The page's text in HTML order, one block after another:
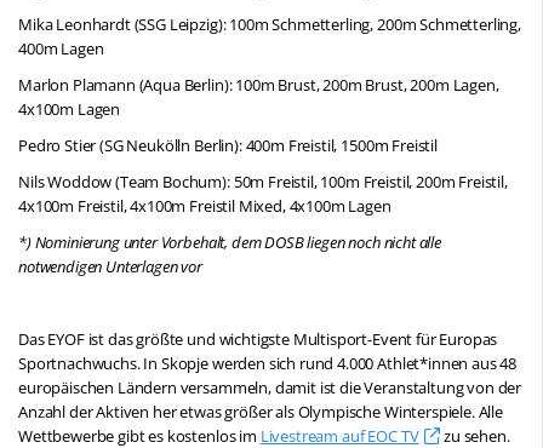
Mika Leonhardt (SSG Leipzig): 100m Schmetterling, 200m Schmetterling,
400m Lagen
Marlon Plamann (Aqua Berlin): 100m Brust, 200m Brust, 200m Lagen,
4x100m Lagen
Pedro Stier (SG Neukölln Berlin): 400m Freistil, 1500m Freistil
Nils Woddow (Team Bochum): 50m Freistil, 100m Freistil, 200m Freistil,
4x100m Freistil, 4x100m Freistil Mixed, 4x100m Lagen
*) Nominierung unter Vorbehalt, dem DOSB liegen noch nicht alle
notwendigen Unterlagen vor
Das EYOF ist das größte und wichtigste Multisport-Event für Europas
Sportnachwuchs. In Skopje werden sich rund 4.000 Athlet*innen aus 48
europäischen Ländern versammeln, damit ist die Veranstaltung von der
Anzahl der Aktiven her etwas größer als Olympische Winterspiele. Alle
Wettbewerbe gibt es kostenlos im Livestream auf EOC TV
zu sehen.